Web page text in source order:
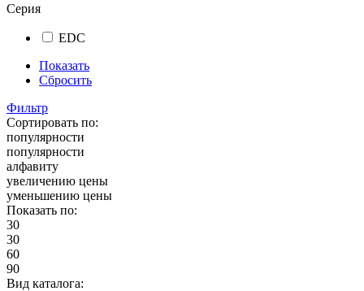
Серия
EDC
Показать
Сбросить
Фильтр
Сортировать по:
популярности
популярности
алфавиту
увеличению цены
уменьшению цены
Показать по:
30
30
60
90
Вид каталога: